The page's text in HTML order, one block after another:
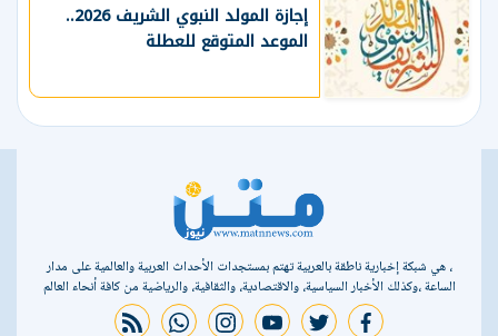
إجازة المولد النبوي الشريف 2026..
الموعد المتوقع للعطلة
، هي شبكة إخبارية ناطقة بالعربية تهتم بمستجدات الأحداث العربية والعالمية على مدار
الساعة ،وكذلك الأخبار السياسية، والاقتصادية، والثقافية، والرياضية من كافة أنحاء العالم
facebook
twitter
youtube
instagram
whatsapp
rss feed